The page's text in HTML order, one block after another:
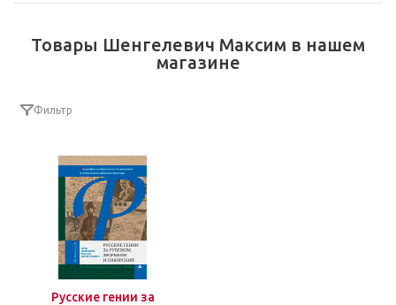
Товары Шенгелевич Максим в нашем
магазине
Фильтр
Русские гении за